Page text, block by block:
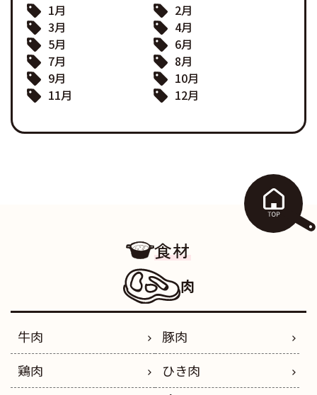
1月
2月
3月
4月
5月
6月
7月
8月
9月
10月
11月
12月
食材
肉
牛肉
豚肉
鶏肉
ひき肉